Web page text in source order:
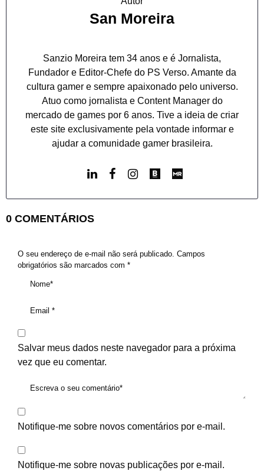
San Moreira
Sanzio Moreira tem 34 anos e é Jornalista,
Fundador e Editor-Chefe do PS Verso. Amante da
cultura gamer e sempre apaixonado pelo universo.
Atuo como jornalista e Content Manager do
mercado de games por 6 anos. Tive a ideia de criar
este site exclusivamente pela vontade informar e
ajudar a comunidade gamer brasileira.
0 COMENTÁRIOS
O seu endereço de e-mail não será publicado. Campos
obrigatórios são marcados com *
Salvar meus dados neste navegador para a próxima
vez que eu comentar.
Notifique-me sobre novos comentários por e-mail.
Notifique-me sobre novas publicações por e-mail.